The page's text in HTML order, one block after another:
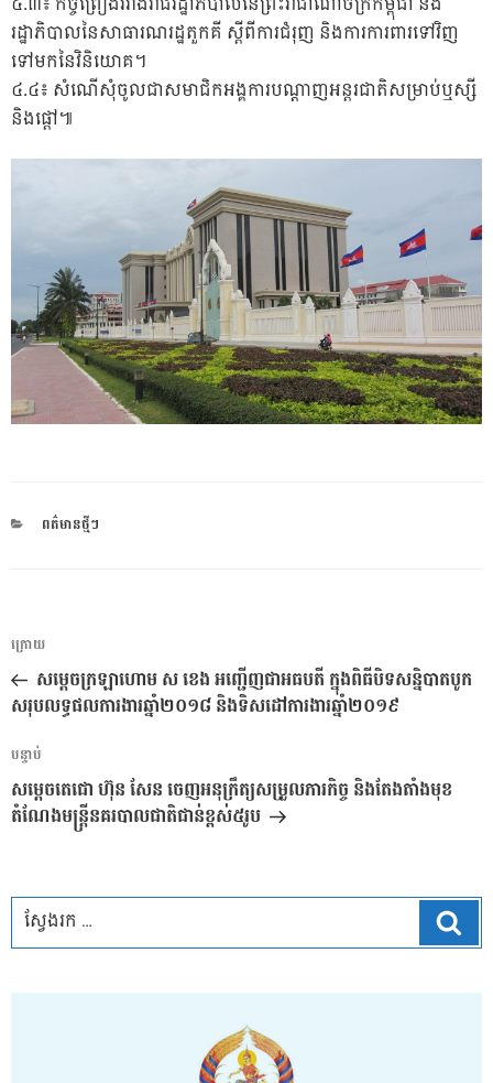
រដ្ឋាភិបាលនៃសាធារណរដ្ឋតួកគី ស្តីពីការជំរុញ និងការការពារទៅវិញ
ទៅមកនៃវិនិយោគ។
៤.៤៖ សំណើសុំចូលជាសមាជិកអង្គការបណ្ដាញអន្តរជាតិសម្រាប់ឬស្សី
និងផ្ដៅ៕
CATEGORIES
ពត៌មានថ្មីៗ
ការ​
នាំទិស​
ប្រកាស
អត្ថបទ
មុន
ក្រោយ
សម្ដេចក្រឡាហោម​ ស​ ខេង​ អញ្ជេីញជាអធបតី​ ក្នុងពិធីបិទសន្និបាតបូក
សរុបលទ្ធផលការងារឆ្នាំ​២០១៨​ និងទិសដៅការងារឆ្នាំ​២០១៩​
អត្ថបទ
បន្ទាប់
បន្ទាប់
សម្តេចតេជោ ហ៊ុន សែន ចេញអនុក្រឹត្យសម្រួលភារកិច្ច និងតែងតាំងមុខ
តំណែងមន្ត្រីនគរបាលជាតិជាន់ខ្ពស់៥រូប